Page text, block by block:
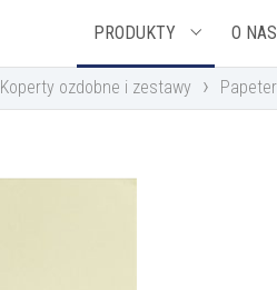
PRODUKTY O NAS
Koperty ozdobne i zestawy ›